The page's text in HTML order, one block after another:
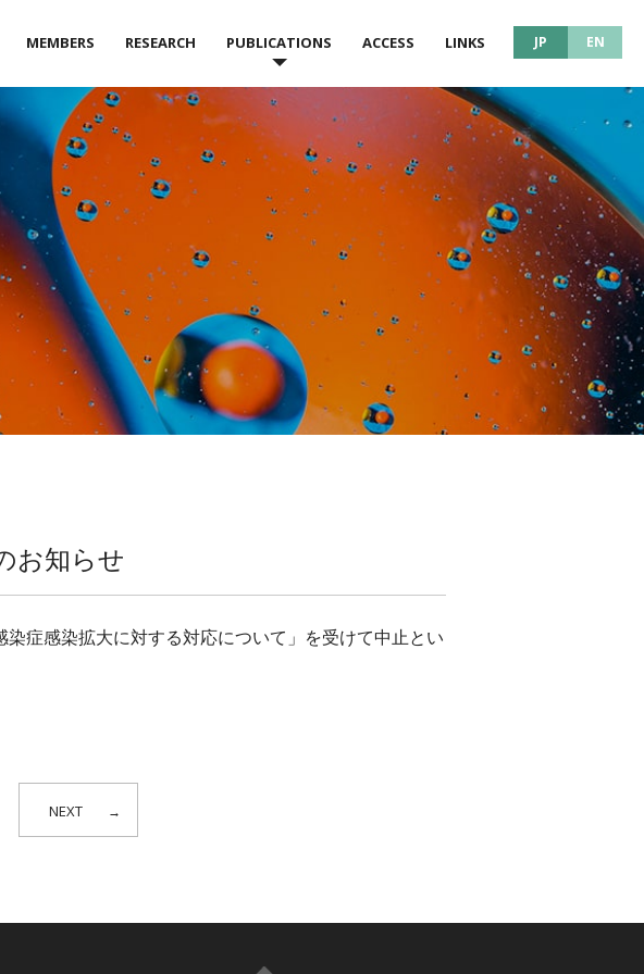
MEMBERS RESEARCH PUBLICATIONS ACCESS LINKS JP EN
お知らせ
症感染拡大に対する対応について」を受けて中止とい
NEXT